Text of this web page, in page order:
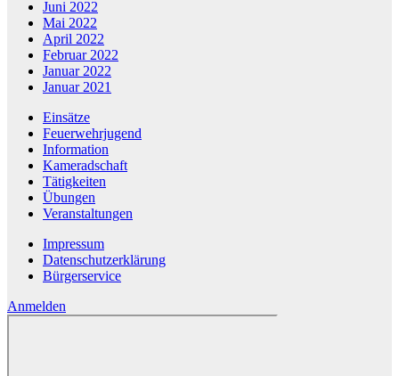
Juni 2022
Mai 2022
April 2022
Februar 2022
Januar 2022
Januar 2021
Einsätze
Feuerwehrjugend
Information
Kameradschaft
Tätigkeiten
Übungen
Veranstaltungen
Impressum
Datenschutzerklärung
Bürgerservice
Anmelden